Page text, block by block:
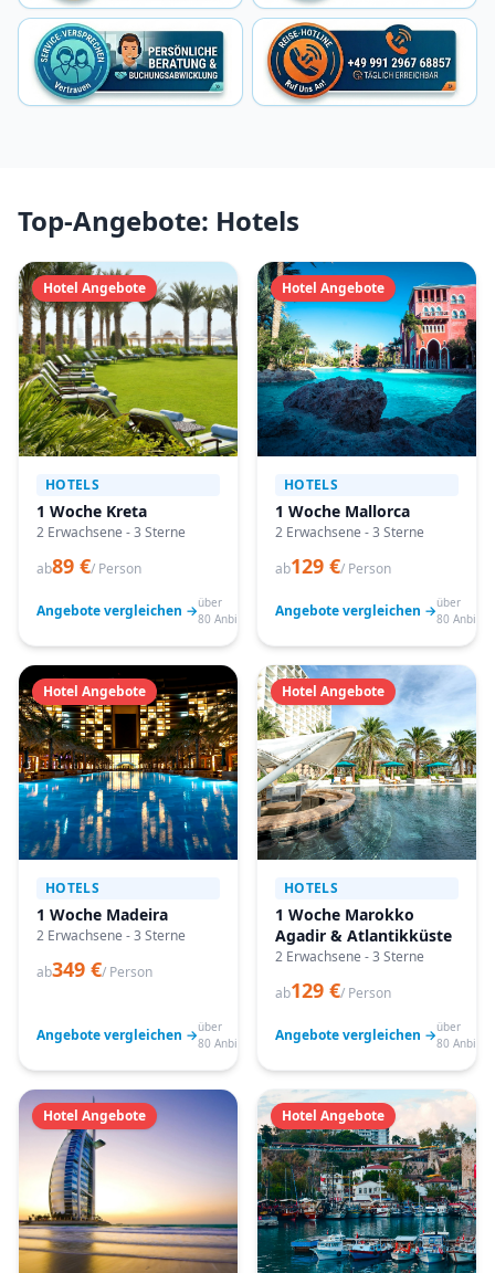
Top-Angebote: Hotels
Hotel Angebote
HOTELS
1 Woche Kreta
2 Erwachsene - 3 Sterne
ab89 €/ Person
Angebote vergleichen →über
80 Anbieter
Hotel Angebote
HOTELS
1 Woche Mallorca
2 Erwachsene - 3 Sterne
ab129 €/ Person
Angebote vergleichen →über
80
Hotel Angebote
HOTELS
1 Woche Madeira
2 Erwachsene - 3 Sterne
ab349 €/ Person
Angebote vergleichen →über
80 Anbieter
Hotel Angebote
HOTELS
1 Woche Marokko
Agadir & Atlantikküste
2 Erwachsene - 3 Sterne
ab129 €/ Person
Angebote vergleichen →über
80
Hotel Angebote Hotel Angebote